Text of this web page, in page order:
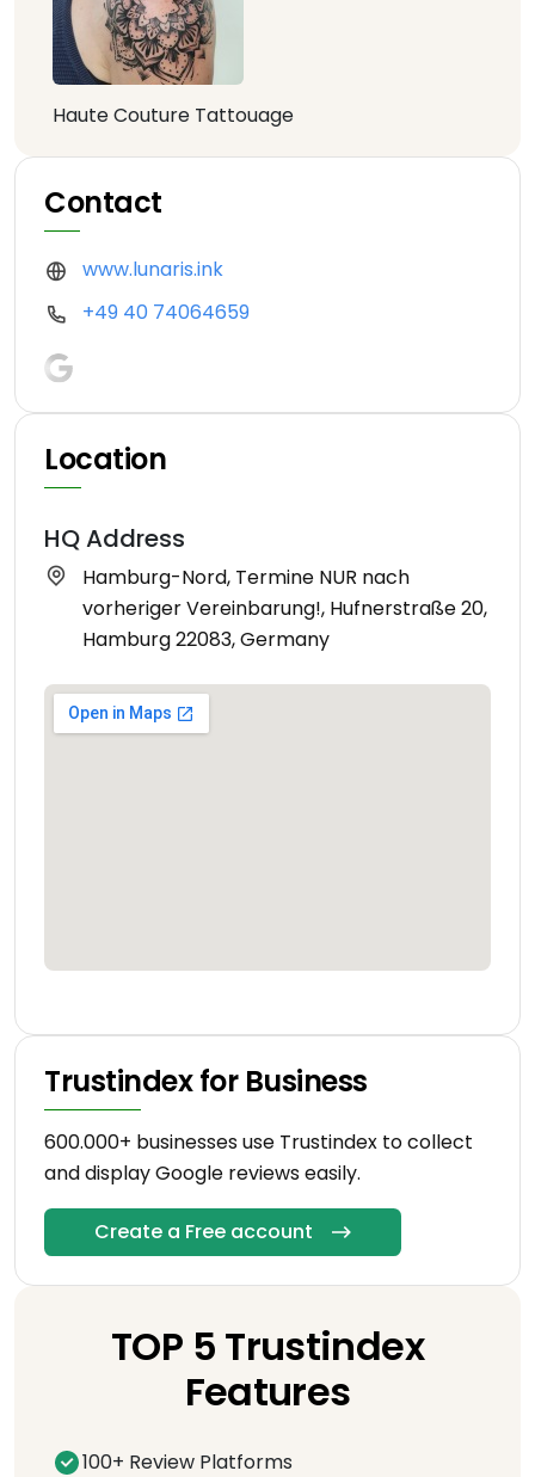
Haute Couture Tattouage
Contact
www.lunaris.ink
+49 40 74064659
Location
HQ Address
Hamburg-Nord, Termine NUR nach
vorheriger Vereinbarung!, Hufnerstraße 20,
Hamburg 22083, Germany
Trustindex for Business
600.000+ businesses use Trustindex to collect
and display Google reviews easily.
Create a Free account
TOP 5 Trustindex
Features
100+ Review Platforms